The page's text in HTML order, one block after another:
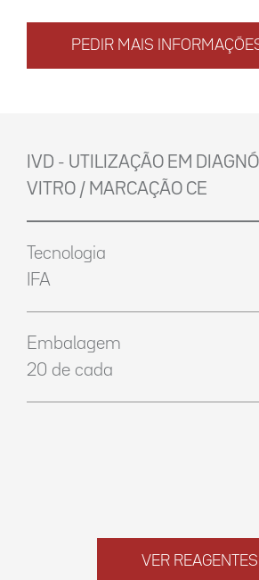
PEDIR MAIS
IVD - UTILIZAÇÃO EM
VITRO / MARCAÇÃO CE
Tecnologia
IFA
Embalagem
20 de cada
VER REAGENTES